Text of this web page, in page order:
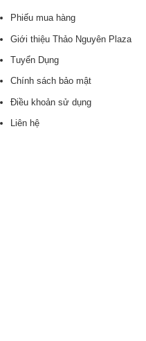
Phiếu mua hàng
Giới thiệu Thảo Nguyên Plaza
Tuyển Dụng
Chính sách bảo mật
Điều khoản sử dụng
Liên hệ